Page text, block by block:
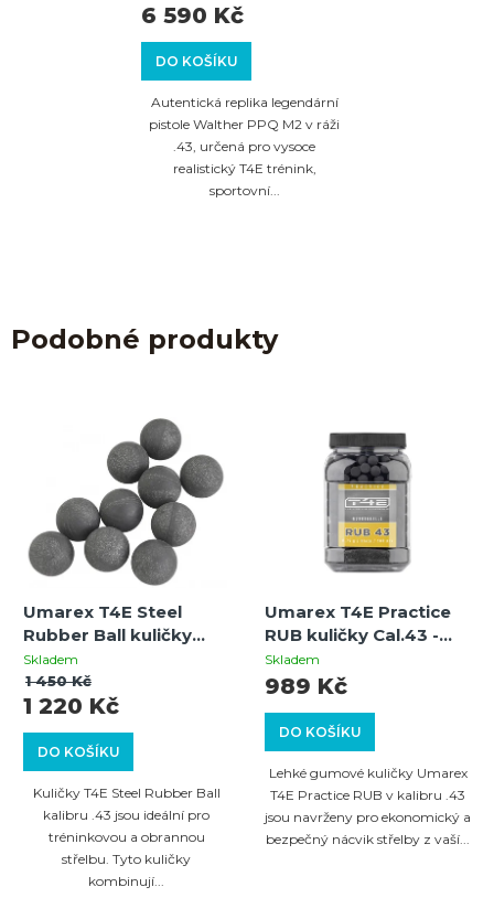
DO KOŠÍKU
6 590 Kč
Autentická replika legendární
pistole Walther PPQ M2 v ráži
.43, určená pro vysoce
realistický T4E trénink,
sportovní...
Podobné produkty
Umarex T4E Steel
Rubber Ball kuličky
Cal.43 - 1,6g - 500 ks
Skladem
DO KOŠÍKU
1 220 Kč
1 450 Kč
Kuličky T4E Steel Rubber Ball
kalibru .43 jsou ideální pro
tréninkovou a obrannou
střelbu. Tyto kuličky
kombinují...
Umarex T4E Practice
RUB kuličky Cal.43 -
0,75g - 500 ks
Skladem
DO KOŠÍKU
989 Kč
Lehké gumové kuličky Umarex
T4E Practice RUB v kalibru .43
jsou navrženy pro ekonomický a
bezpečný nácvik střelby z vaší...